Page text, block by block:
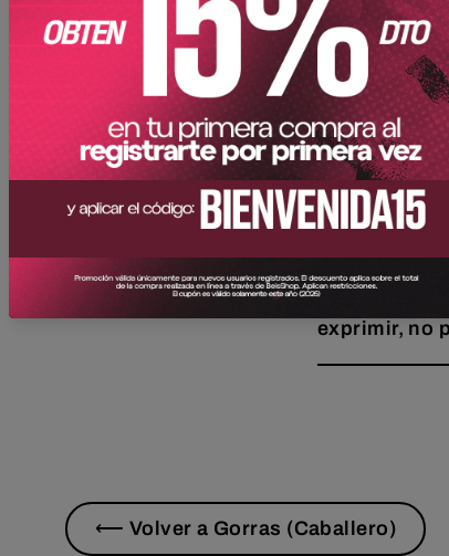
Descripción
PRODUCTO
- Marca: New
-
-
exprimir, no
⟵ Volver a Gorras (Caballero)